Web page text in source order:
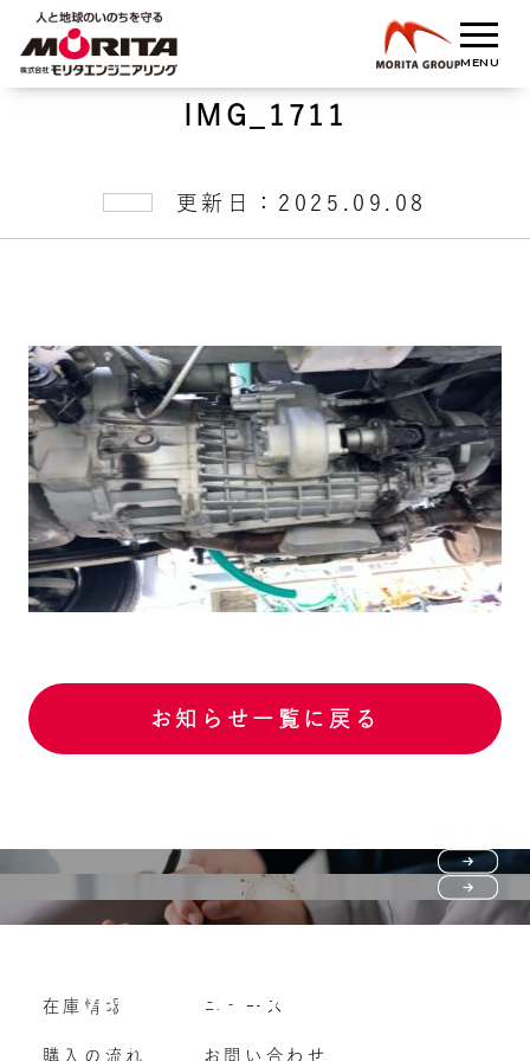
IMG_1711
更新日：2025.09.08
お知らせ一覧に戻る
購入の流れ
よくいただくご質問
Vehicle purchase
車両買い取り
在庫情報
購入の流れ
ニュース
お問い合わせ